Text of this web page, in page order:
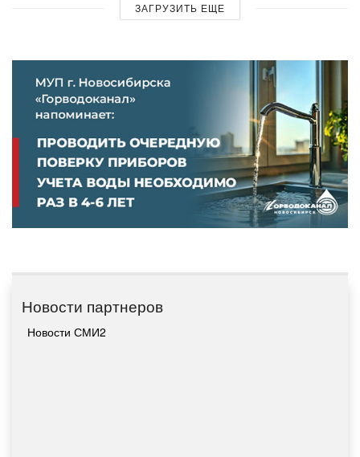
ЗАГРУЗИТЬ ЕЩЕ
Новости партнеров
Новости СМИ2